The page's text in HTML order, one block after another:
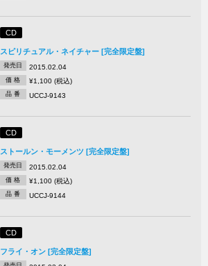
CD
スピリチュアル・ネイチャー [完全限定盤]
発売日 2015.02.04
価 格 ¥1,100 (税込)
品 番 UCCJ-9143
CD
ストールン・モーメンツ [完全限定盤]
発売日 2015.02.04
価 格 ¥1,100 (税込)
品 番 UCCJ-9144
CD
フライ・オン [完全限定盤]